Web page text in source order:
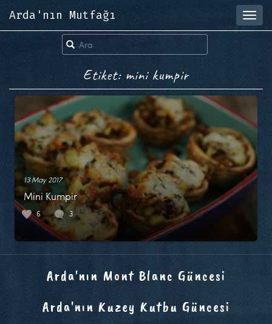
Arda'nın Mutfağı
Etiket: mini kumpir
13 May 2017
Mini Kumpir
6 3
Arda'nın Mont Blanc Güncesi
Arda'nın Kuzey Kutbu Güncesi